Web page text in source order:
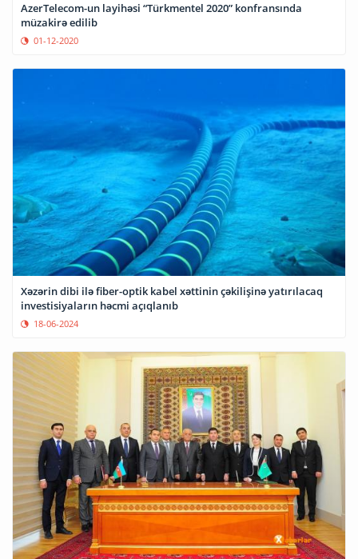
AzerTelecom-un layihəsi “Türkmentel 2020” konfransında
müzakirə edilib
01-12-2020
Xəzərin dibi ilə fiber-optik kabel xəttinin çəkilişinə yatırılacaq
investisiyaların həcmi açıqlanıb
18-06-2024